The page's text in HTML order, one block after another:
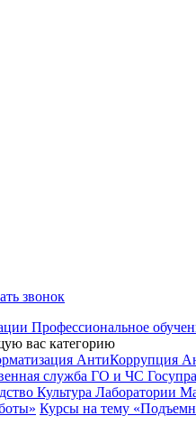
звонок
Профессиональное
вас категорию
АнтиКоррупция
служба ГО и ЧС
Культура Лаборатории
Курсы на тему